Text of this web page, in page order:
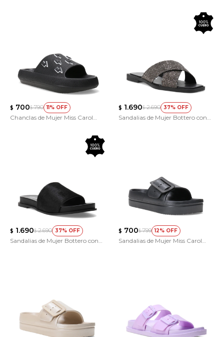
$ 700$ 790 11
Chanclas de Mujer Miss Carol
$ 1.690$ 2.690 37
Sandalias de Mujer Bottero con
$ 1.690$ 2.690 37
Sandalias de Mujer Bottero con
$ 700$ 799 12
Sandalias de Mujer Miss Carol